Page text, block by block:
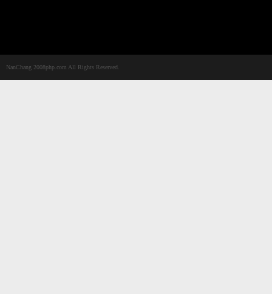
NanChang 2008php.com All Rights Reserved.